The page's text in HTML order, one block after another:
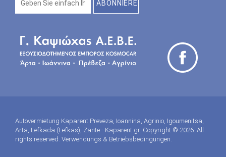
Autovermietung Kaparent Preveza, Ioannina, Agrinio, Igoumenitsa,
Arta, Lefkada (Lefkas), Zante - Kaparent.gr. Copyright © 2026. All
rights reserved. Verwendungs & Betriebsbedingungen.